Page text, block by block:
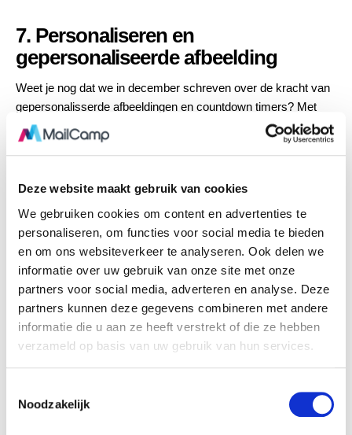
Deze website maakt gebruik van cookies
We gebruiken cookies om content en advertenties te
personaliseren, om functies voor social media te bieden
en om ons websiteverkeer te analyseren. Ook delen we
informatie over uw gebruik van onze site met onze
partners voor social media, adverteren en analyse. Deze
partners kunnen deze gegevens combineren met andere
informatie die u aan ze heeft verstrekt of die ze hebben
verzameld op basis van uw gebruik van hun services.
Noodzakelijk
7. Personaliseren en
gepersonaliseerde afbeelding
Weet je nog dat we in december schreven over de kracht van
gepersonalisserde afbeeldingen en countdown timers? Met
een super simpele handleiding over hoe je in enkele minuten
een gepersonaliseerde afbeelding maakt? Je leest hethier
Valentijnsdag is de dag waarop jouw lezers zich echt wel een
8. Urgentie is een must!
Eerder vertelden wij je in dit artikel
al over countdowntimers en
hoe je ook deze heel snel en eenvoudig in jouw nieuwsbrief
zetten als je een aanbieding gaat doen. Je creëert een buzz
streep, en overtuigt mensen op tijd te bestellen. Hiermee
voorkom jij dat iemand met lege handen staat op het moment